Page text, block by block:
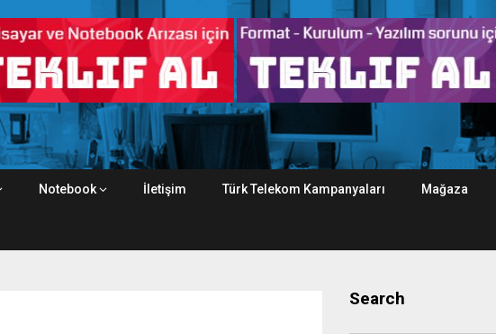
Notebook İletişim Türk Telekom Kampanyaları Mağaza
Search